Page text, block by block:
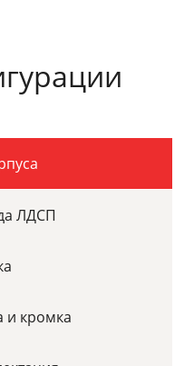
ЛДСП
и кромка